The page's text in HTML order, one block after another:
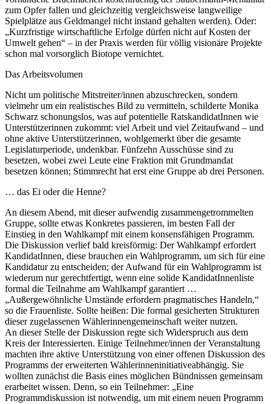
zum Opfer fallen und gleichzeitig vergleichsweise langweilige
Spielplätze aus Geldmangel nicht instand gehalten werden). Oder:
„Kurzfristige wirtschaftliche Erfolge dürfen nicht auf Kosten der
Umwelt gehen“ – in der Praxis werden für völlig visionäre Projekte
schon mal vorsorglich Biotope vernichtet.
Das Arbeitsvolumen
Nicht um politische Mitstreiter/innen abzuschrecken, sondern
vielmehr um ein realistisches Bild zu vermitteln, schilderte Monika
Schwarz schonungslos, was auf potentielle RatskandidatInnen wie
Unterstützerinnen zukommt: viel Arbeit und viel Zeitaufwand – und
ohne aktive Unterstützerinnen, wohlgemerkt über die gesamte
Legislaturperiode, undenkbar. Fünfzehn Ausschüsse sind zu
besetzen, wobei zwei Leute eine Fraktion mit Grundmandat
besetzen können; Stimmrecht hat erst eine Gruppe ab drei Personen.
… das Ei oder die Henne?
An diesem Abend, mit dieser aufwendig zusammengetrommelten
Gruppe, sollte etwas Konkretes passieren, im besten Fall der
Einstieg in den Wahlkampf mit einem konsensfähigen Programm.
Die Diskussion verlief bald kreisförmig: Der Wahlkampf erfordert
KandidatInnen, diese brauchen ein Wahlprogramm, um sich für eine
Kandidatur zu entscheiden; der Aufwand für ein Wahlprogramm ist
wiederum nur gerechtfertigt, wenn eine solide KandidatInnenliste
formal die Teilnahme am Wahlkampf garantiert …
„Außergewöhnliche Umstände erfordern pragmatisches Handeln,“
so die Frauenliste. Sollte heißen: Die formal gesicherten Strukturen
dieser zugelassenen Wählerinnengemeinschaft weiter nutzen.
An dieser Stelle der Diskussion regte sich Widerspruch aus dem
Kreis der Interessierten. Einige Teilnehmer/innen der Veranstaltung
machten ihre aktive Unterstützung von einer offenen Diskussion des
Programms der erweiterten Wählerinneninitiativeabhängig. Sie
wollten zunächst die Basis eines möglichen Bündnissen gemeinsam
erarbeitet wissen. Denn, so ein Teilnehmer: „Eine
Programmdiskussion ist notwendig, um mit einem neuen Programm